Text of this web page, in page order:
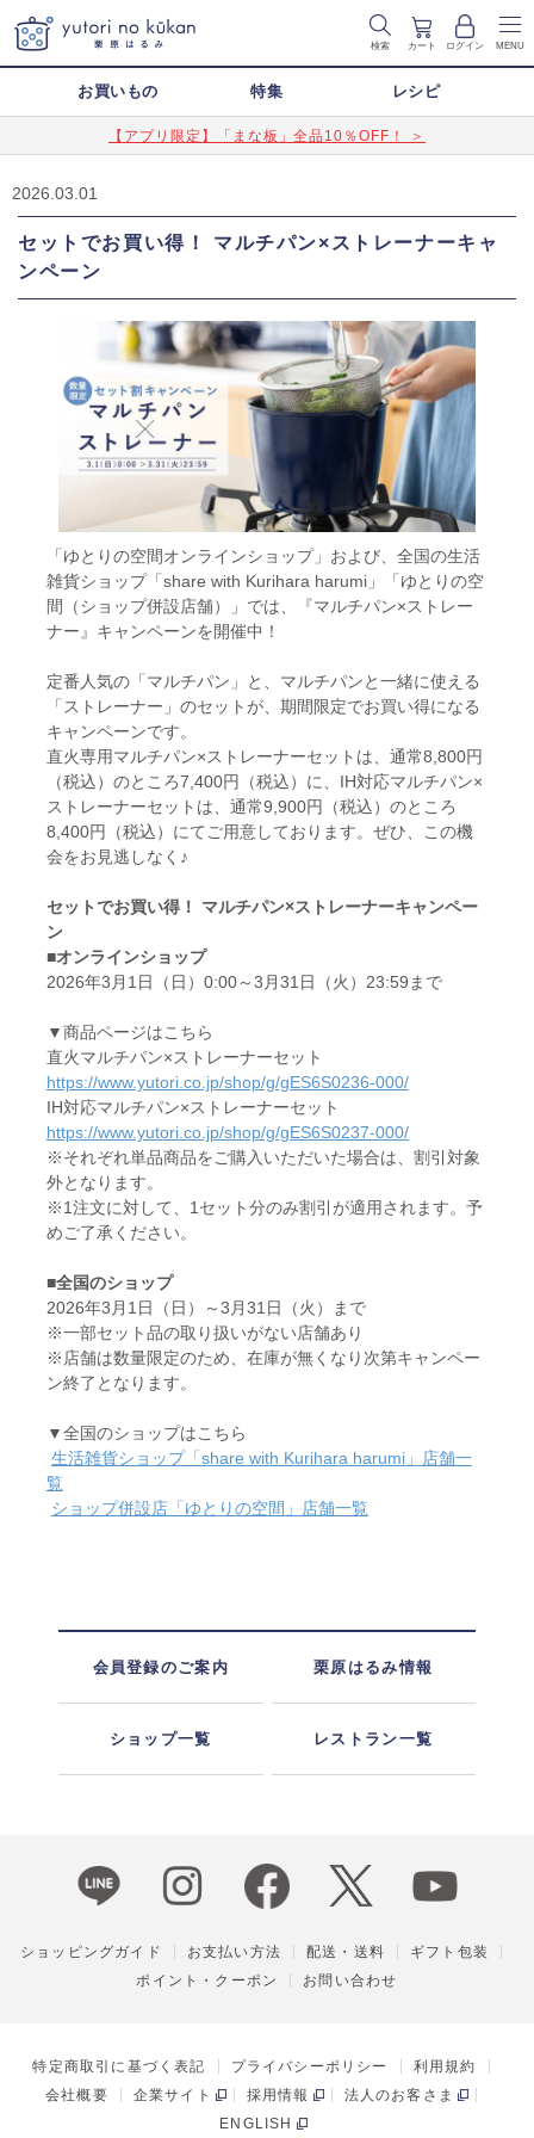
検索 カート ログイン MENU
お買いもの 特集 レシピ
【アプリ限定】「まな板」全品10％OFF！ ＞
2026.03.01
セットでお買い得！ マルチパン×ストレーナーキャ
ンペーン
「ゆとりの空間オンラインショップ」および、全国の生活
雑貨ショップ「share with Kurihara harumi」「ゆとりの空
間（ショップ併設店舗）」では、『マルチパン×ストレー
ナー』キャンペーンを開催中！
定番人気の「マルチパン」と、マルチパンと一緒に使える
「ストレーナー」のセットが、期間限定でお買い得になる
キャンペーンです。
直火専用マルチパン×ストレーナーセットは、通常8,800円
（税込）のところ7,400円（税込）に、IH対応マルチパン×
ストレーナーセットは、通常9,900円（税込）のところ
8,400円（税込）にてご用意しております。ぜひ、この機
会をお見逃しなく♪
セットでお買い得！ マルチパン×ストレーナーキャンペー
ン
■オンラインショップ
2026年3月1日（日）0:00～3月31日（火）23:59まで
▼商品ページはこちら
直火マルチパン×ストレーナーセット
https://www.yutori.co.jp/shop/g/gES6S0236-000/
IH対応マルチパン×ストレーナーセット
https://www.yutori.co.jp/shop/g/gES6S0237-000/
※それぞれ単品商品をご購入いただいた場合は、割引対象
外となります。
※1注文に対して、1セット分のみ割引が適用されます。予
めご了承ください。
■全国のショップ
2026年3月1日（日）～3月31日（火）まで
※一部セット品の取り扱いがない店舗あり
※店舗は数量限定のため、在庫が無くなり次第キャンペー
ン終了となります。
▼全国のショップはこちら
生活雑貨ショップ「share with Kurihara harumi」店舗一
覧
ショップ併設店「ゆとりの空間」店舗一覧
会員登録のご案内 栗原はるみ情報
ショップ一覧 レストラン一覧
ショッピングガイド お支払い方法 配送・送料
ギフト包装
ポイント・クーポン
お問い合わせ
特定商取引に基づく表記 プライバシーポリシー
利用規約
会社概要
企業サイト 採用情報
法人のお客さま
ENGLISH